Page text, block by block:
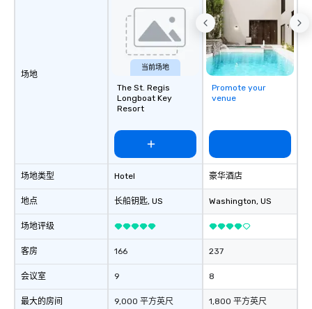
场地
场地类型
地点
场地评级
客房
会议室
最大的房间
当前场地
The St. Regis
Longboat Key
Resort
Hotel
长船钥匙, US
166
9
9,000 平方英尺
Promote your
venue
豪华酒店
Washington, US
237
8
1,800 平方英尺